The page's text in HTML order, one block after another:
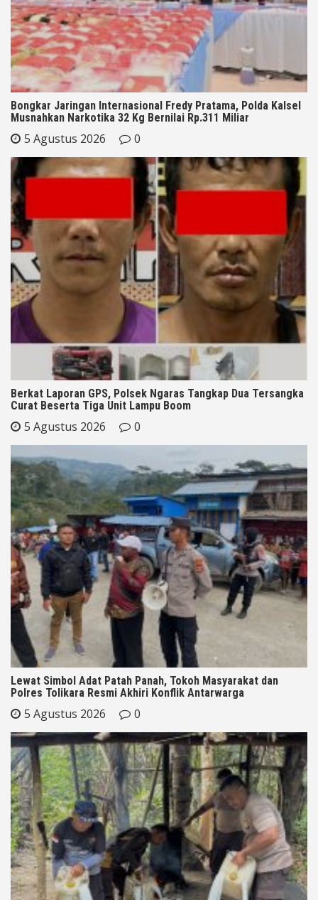
Bongkar Jaringan Internasional Fredy Pratama, Polda Kalsel
Musnahkan Narkotika 32 Kg Bernilai Rp.311 Miliar
5 Agustus 2026 0
Berkat Laporan GPS, Polsek Ngaras Tangkap Dua Tersangka
Curat Beserta Tiga Unit Lampu Boom
5 Agustus 2026 0
Lewat Simbol Adat Patah Panah, Tokoh Masyarakat dan
Polres Tolikara Resmi Akhiri Konflik Antarwarga
5 Agustus 2026 0